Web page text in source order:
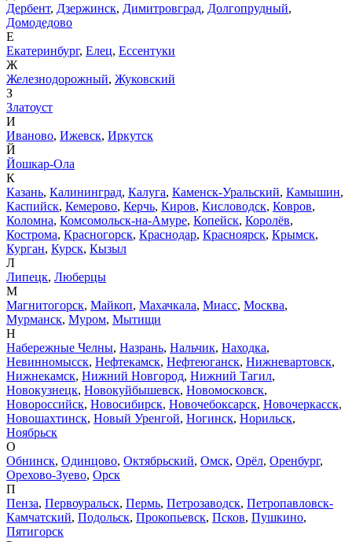
Дербент, Дзержинск, Димитровград, Долгопрудный,
Домодедово
Е
Екатеринбург, Елец, Ессентуки
Ж
Железнодорожный, Жуковский
З
Златоуст
И
Иваново, Ижевск, Иркутск
Й
Йошкар-Ола
К
Казань, Калининград, Калуга, Каменск-Уральский, Камышин,
Каспийск, Кемерово, Керчь, Киров, Кисловодск, Ковров,
Коломна, Комсомольск-на-Амуре, Копейск, Королёв,
Кострома, Красногорск, Краснодар, Красноярск, Крымск,
Курган, Курск, Кызыл
Л
Липецк, Люберцы
М
Магнитогорск, Майкоп, Махачкала, Миасс, Москва,
Мурманск, Муром, Мытищи
Н
Набережные Челны, Назрань, Нальчик, Находка,
Невинномысск, Нефтекамск, Нефтеюганск, Нижневартовск,
Нижнекамск, Нижний Новгород, Нижний Тагил,
Новокузнецк, Новокуйбышевск, Новомосковск,
Новороссийск, Новосибирск, Новочебоксарск, Новочеркасск,
Новошахтинск, Новый Уренгой, Ногинск, Норильск,
Ноябрьск
О
Обнинск, Одинцово, Октябрьский, Омск, Орёл, Оренбург,
Орехово-Зуево, Орск
П
Пенза, Первоуральск, Пермь, Петрозаводск, Петропавловск-
Камчатский, Подольск, Прокопьевск, Псков, Пушкино,
Пятигорск